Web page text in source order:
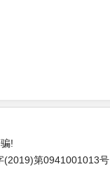
!
第0941001013号